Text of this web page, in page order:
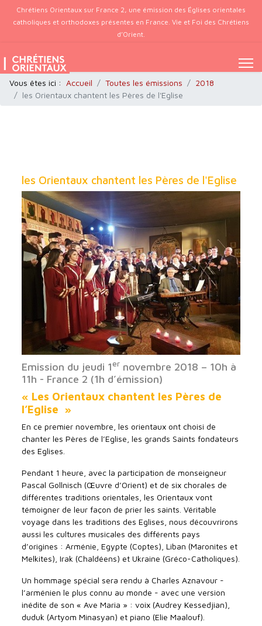
Chrétiens Orientaux sur France 2, une émission des Églises orientales
catholiques et orthodoxes présentes en France. Vie et Foi des Chrétiens
d’Orient.
Vous êtes ici : Accueil Toutes les émissions
2018
les Orientaux chantent les Pères de l'Eglise
les Orientaux chantent les Pères de l'Eglise
Emission du jeudi 1er novembre 2018 – 10h à
11h - France 2 (1h d’émission)
« Les Orientaux chantent les Pères de
l’Eglise »
En ce premier novembre, les orientaux ont choisi de
chanter les Pères de l’Eglise, les grands Saints fondateurs
des Eglises.
Pendant 1 heure, avec la participation de monseigneur
Pascal Gollnisch (Œuvre d’Orient) et de six chorales de
différentes traditions orientales, les Orientaux vont
témoigner de leur façon de prier les saints. Véritable
voyage dans les traditions des Eglises, nous découvrirons
aussi les cultures musicales des différents pays
d’origines : Arménie, Egypte (Coptes), Liban (Maronites et
Melkites), Irak (Chaldéens) et Ukraine (Gréco-Catholiques).
Un hommage spécial sera rendu à Charles Aznavour -
l’arménien le plus connu au monde - avec une version
inédite de son « Ave Maria » : voix (Audrey Kessedjian),
duduk (Artyom Minasyan) et piano (Elie Maalouf).